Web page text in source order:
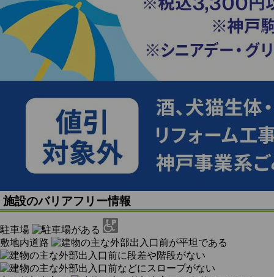
施設のバリアフリー情報
駐車場
敷地内道路